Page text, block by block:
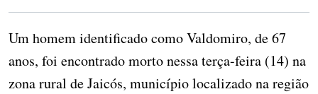
Um homem identificado como Valdomiro, de 67
anos, foi encontrado morto nessa terça-feira (14) na
zona rural de Jaicós, município localizado na região